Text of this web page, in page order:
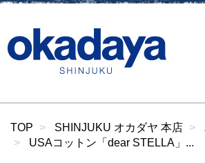
TOP SHINJUKU オカダヤ 本店
USAコットン「dear STELLA」...